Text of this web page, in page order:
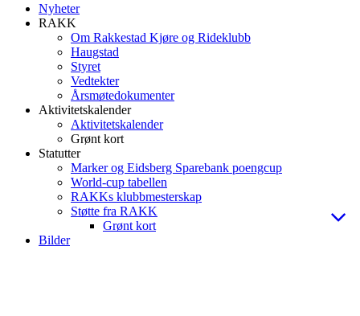
Nyheter
RAKK
Om Rakkestad Kjøre og Rideklubb
Haugstad
Styret
Vedtekter
Årsmøtedokumenter
Aktivitetskalender
Aktivitetskalender
Grønt kort
Statutter
Marker og Eidsberg Sparebank poengcup
World-cup tabellen
RAKKs klubbmesterskap
Støtte fra RAKK
Grønt kort
Bilder